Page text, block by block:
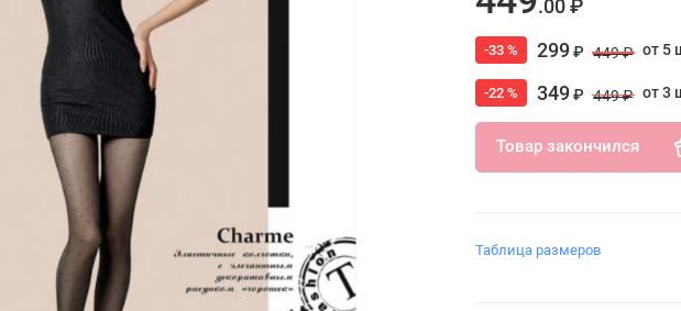
.00 ₽
-33 % 299₽ 449 ₽ от 5
-22 % 349₽ 449 ₽ от 3
Товар закончился
Таблица размеров